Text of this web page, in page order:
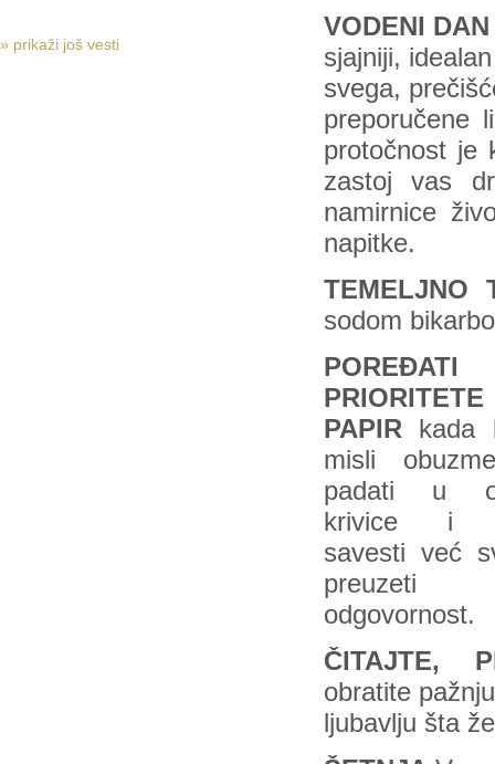
» prikaži još vesti
VODENI DAN
sjajniji,
svega,
preporučene
protočnost je
zastoj vas
namirnice
napitke.
TEMELJNO
sodom
POREĐATI
PAPIR kada
misli
padati u
krivice i
savesti već
preuzeti
odgovornost.
ČITAJTE,
obratite
ljubavlju šta